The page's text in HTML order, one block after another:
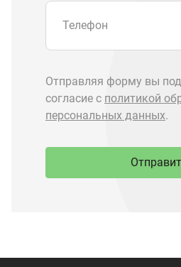
Запчасти Урал
Запчасти Камаз
Спецпредложения